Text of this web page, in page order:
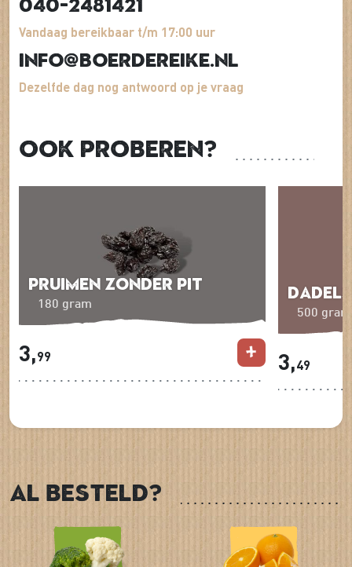
Vandaag bereikbaar t/m 17:00 uur
info@boerdereike.nl
Dezelfde dag nog antwoord op je vraag
Ook proberen?
180 gram
Pruimen zonder pit
3,99
500 gram
3,49
Al besteld?